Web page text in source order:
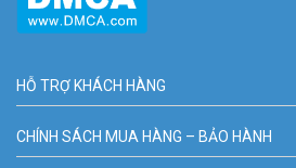
HỖ TRỢ KHÁCH HÀNG
CHÍNH SÁCH MUA HÀNG – BẢO HÀNH